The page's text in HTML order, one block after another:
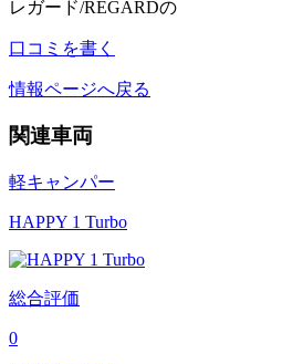
レガード/REGARDの
口コミを書く
情報ページへ戻る
関連車両
軽キャンパー
HAPPY 1 Turbo
総合評価
0